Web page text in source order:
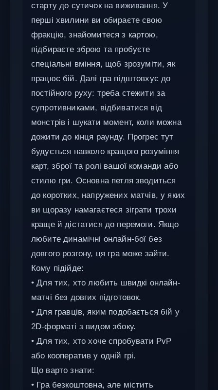
старту до сутичок на виживання. У
перші хвилини ви обираєте свою
фракцію, знайомитеся з картою,
підбираєте зброю та пробуєте
спеціальні вміння, щоб зрозуміти, як
працює бій. Далі гра підштовхує до
постійного руху: треба стежити за
супротивниками, відбиватися від
монстрів і шукати момент, коли можна
дожити до кінця раунду. Прогрес тут
будується навколо кращого розуміння
карт, зброї та ролі вашої команди або
стилю гри. Основна петля зводиться
до коротких, напружених матчів, у яких
ви щоразу намагаєтеся зіграти трохи
краще й дістатися до перемоги. Якщо
любите динамічні онлайн-бої без
довгого розгону, ця гра може зайти.
Кому підійде:
• Для тих, хто любить швидкі онлайн-
матчі без довгих підготовок.
• Для гравців, яким подобається бій у
2D-форматі з видом збоку.
• Для тих, хто хоче спробувати PvP
або кооператив у одній грі.
Що варто знати:
• Гра безкоштовна, але містить